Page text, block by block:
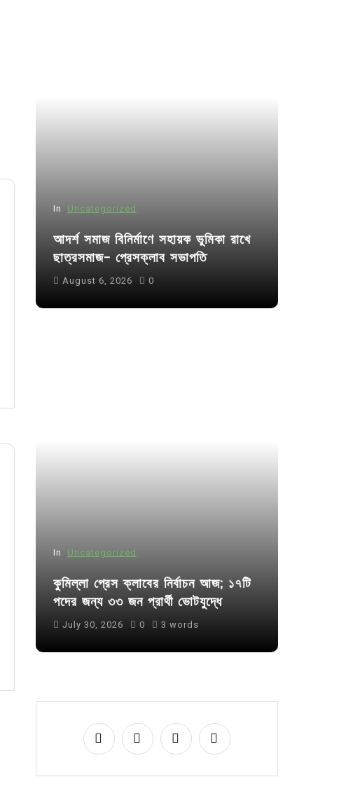
In Uncategorized
আদর্শ সমাজ বিনির্মাণে সহায়ক ভুমিকা রাখে
ছাত্রসমাজ- প্রেসক্লাব সভাপতি
August 6, 2026 0
In Uncategorized
কুমিল্লা প্রেস ক্লাবের নির্বাচন আজ; ১৭টি
পদের জন্য ৩৩ জন প্রার্থী ভোটযুদ্ধে
July 30, 2026 0 3 words